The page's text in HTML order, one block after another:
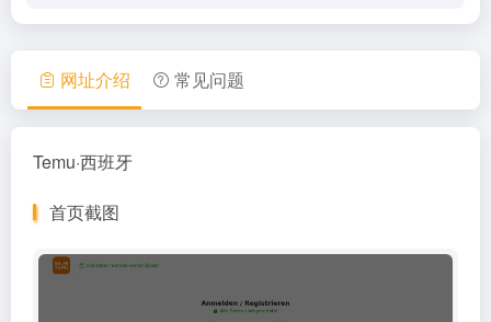
网址介绍 常见问题
Temu·西班牙
首页截图